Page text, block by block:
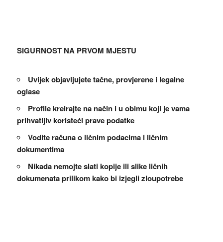
SIGURNOST NA PRVOM MJESTU
Uvijek objavljujete tačne, provjerene i legalne
oglase
Profile kreirajte na način i u obimu koji je vama
prihvatljiv koristeći prave podatke
Vodite računa o ličnim podacima i ličnim
dokumentima
Nikada nemojte slati kopije ili slike ličnih
dokumenata prilikom kako bi izjegli zloupotrebe